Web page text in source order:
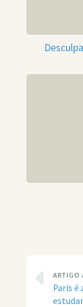
ARTIGO
Paris é
estudar